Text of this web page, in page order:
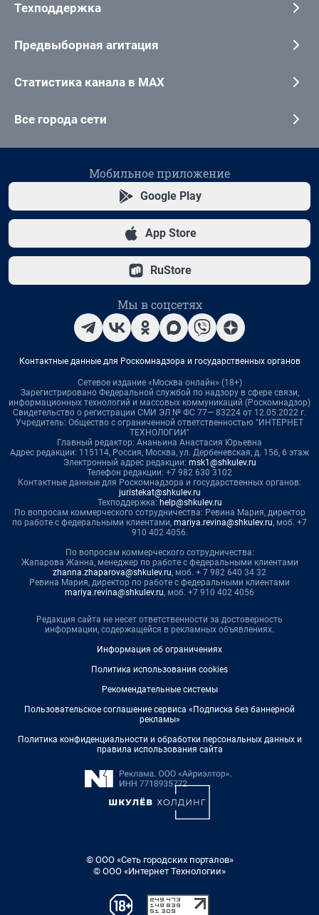
Техподдержка
Предвыборная агитация
Статистика канала в MAX
Все города сети
Мобильное приложение
Google Play
App Store
RuStore
Мы в соцсетях
Контактные данные для Роскомнадзора и государственных органов
Сетевое издание «Москва онлайн» (18+)
Зарегистрировано Федеральной службой по надзору в сфере связи,
информационных технологий и массовых коммуникаций (Роскомнадзор)
Свидетельство о регистрации СМИ ЭЛ № ФС 77— 83224 от 12.05.2022 г.
Учредитель: Общество с ограниченной ответственностью "ИНТЕРНЕТ
ТЕХНОЛОГИИ"
Главный редактор: Ананьина Анастасия Юрьевна
Адрес редакции: 115114, Россия, Москва, ул. Дербеневская, д. 15б, 6 этаж
Электронный адрес редакции: msk1@shkulev.ru
Телефон редакции: +7 982 630 3102
Контактные данные для Роскомнадзора и государственных органов:
juristekat@shkulev.ru
Техподдержка: help@shkulev.ru
По вопросам коммерческого сотрудничества: Ревина Мария, директор
по работе с федеральными клиентами, mariya.revina@shkulev.ru, моб. +7
910 402 4056.
По вопросам коммерческого сотрудничества:
Жапарова Жанна, менеджер по работе с федеральными клиентами
zhanna.zhaparova@shkulev.ru, моб. + 7 982 640 34 32
Ревина Мария, директор по работе с федеральными клиентами
mariya.revina@shkulev.ru, моб. +7 910 402 4056
Редакция сайта не несет ответственности за достоверность
информации, содержащейся в рекламных объявлениях.
Информация об ограничениях
Политика использования cookies
Рекомендательные системы
Пользовательское соглашение сервиса «Подписка без баннерной
рекламы»
Политика конфиденциальности и обработки персональных данных и
правила использования сайта
© ООО «Сеть городских порталов»
© ООО «Интернет Технологии»